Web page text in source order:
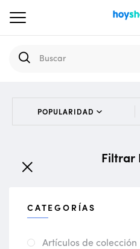
Filtrar
CATEGORÍAS
Artículos de colección